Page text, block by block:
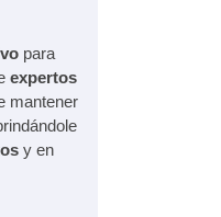
para
expertos
mantener
y en